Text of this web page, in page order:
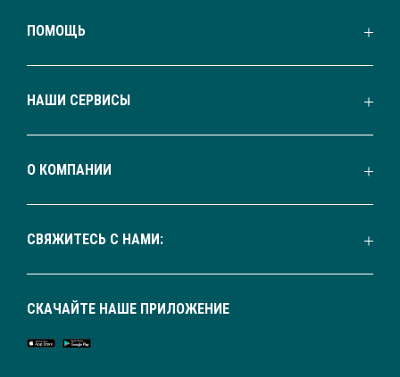
ПОМОЩЬ
НАШИ СЕРВИСЫ
О КОМПАНИИ
СВЯЖИТЕСЬ С НАМИ:
СКАЧАЙТЕ НАШЕ ПРИЛОЖЕНИЕ